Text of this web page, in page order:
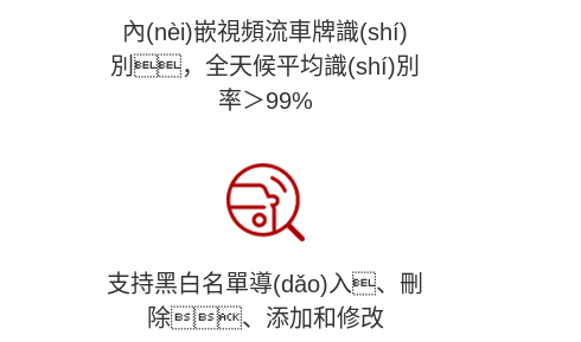
內(nèi)嵌視頻流車牌識(shí)
別，全天候平均識(shí)別
率＞99%
支持黑白名單導(dǎo)入、刪
除、添加和修改